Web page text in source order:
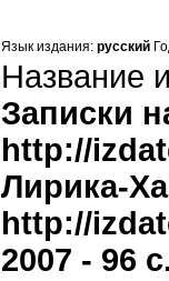
Язык издания: русский
Название
Записки
http://
Лирика-
http://
2007 - 96